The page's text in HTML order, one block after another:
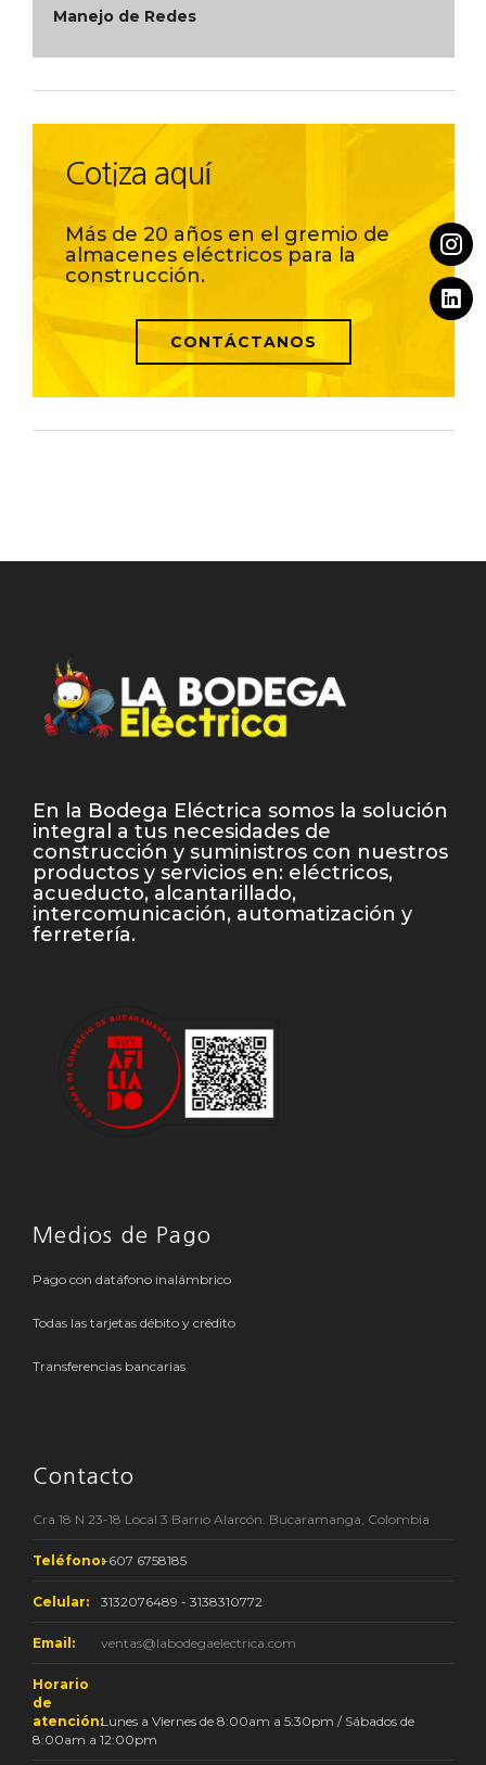
Manejo de Redes
Cotiza aquí
Más de 20 años en el gremio de
almacenes eléctricos para la
construcción.
CONTÁCTANOS
En la Bodega Eléctrica somos la solución
integral a tus necesidades de
construcción y suministros con nuestros
productos y servicios en: eléctricos,
acueducto, alcantarillado,
intercomunicación, automatización y
ferretería.
Medios de Pago
Pago con datáfono inalámbrico
Todas las tarjetas débito y crédito
Transferencias bancarias
Contacto
Cra 18 N 23-18 Local 3 Barrio Alarcón. Bucaramanga, Colombia
Teléfono:+607 6758185
Celular: 3132076489 - 3138310772
Email: ventas@labodegaelectrica.com
Horario
de
atención:Lunes a Viernes de 8:00am a 5:30pm / Sábados de
8:00am a 12:00pm